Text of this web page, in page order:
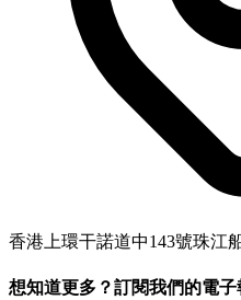
香港上環干諾道中143號珠江
想知道更多？訂閱我們的電